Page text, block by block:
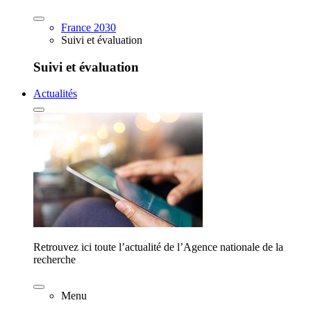
France 2030
Suivi et évaluation
Suivi et évaluation
Actualités
Retrouvez ici toute l’actualité de l’Agence nationale de la
recherche
Menu